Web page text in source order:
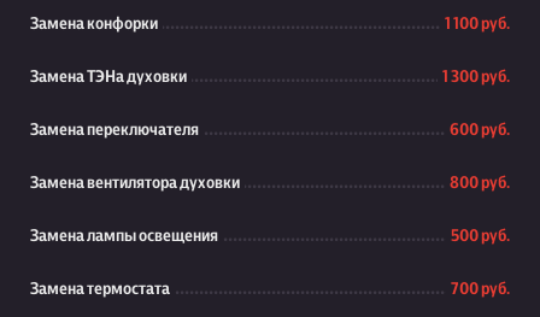
Замена конфорки 1 100 руб.
Замена ТЭНа духовки 1 300 руб.
Замена переключателя 600 руб.
Замена вентилятора духовки 800 руб.
Замена лампы освещения 500 руб.
Замена термостата 700 руб.